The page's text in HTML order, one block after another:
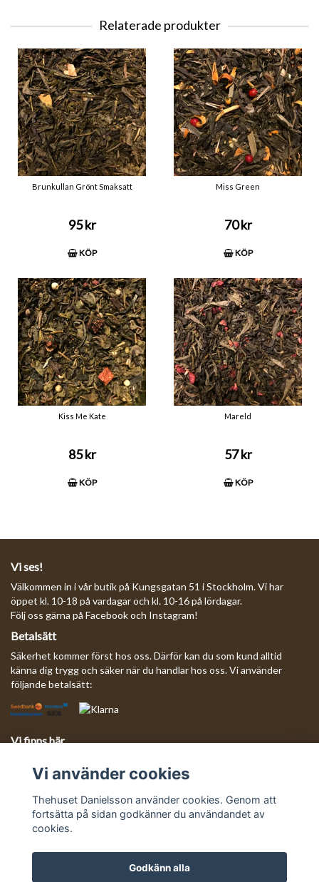
Relaterade produkter
Brunkullan Grönt Smaksatt
95 kr
KÖP
Miss Green
70 kr
KÖP
Kiss Me Kate
85 kr
KÖP
Mareld
57 kr
KÖP
Vi ses!
Välkommen in i vår butik på Kungsgatan 51 i Stockholm. Vi har
öppet kl. 10-18 på vardagar och kl. 10-16 på lördagar.
Följ oss gärna på Facebook och Instagram!
Betalsätt
Säkerhet kommer först hos oss. Därför kan du som kund alltid
känna dig trygg och säker när du handlar hos oss. Vi använder
följande betalsätt:
Vi finns här
Mejla oss så svarar vi så fort vi kan!
Vi använder cookies
Thehuset Danielsson använder cookies. Genom att
fortsätta på sidan godkänner du användandet av
cookies.
Godkänn alla